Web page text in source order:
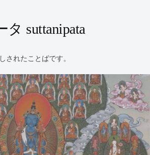
suttanipata